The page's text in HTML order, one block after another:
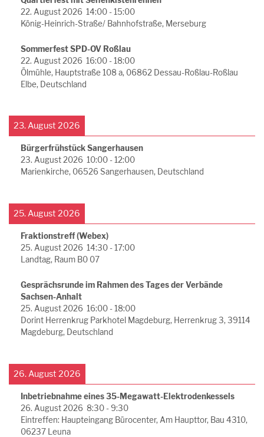
22. August 2026 14:00-15:00
König-Heinrich-Straße/ Bahnhofstraße, Merseburg
Sommerfest SPD-OV Roßlau
22. August 2026 16:00-18:00
Ölmühle, Hauptstraße 108 a, 06862 Dessau-Roßlau-Roßlau
Elbe, Deutschland
23. August 2026
Bürgerfrühstück Sangerhausen
23. August 2026 10:00-12:00
Marienkirche, 06526 Sangerhausen, Deutschland
25. August 2026
Fraktionstreff (Webex)
25. August 2026 14:30-17:00
Landtag, Raum B0 07
Gesprächsrunde im Rahmen des Tages der Verbände
Sachsen-Anhalt
25. August 2026 16:00-18:00
Dorint Herrenkrug Parkhotel Magdeburg, Herrenkrug 3, 39114
Magdeburg, Deutschland
26. August 2026
Inbetriebnahme eines 35-Megawatt-Elektrodenkessels
26. August 2026 8:30-9:30
Eintreffen: Haupteingang Bürocenter, Am Haupttor, Bau 4310,
06237 Leuna